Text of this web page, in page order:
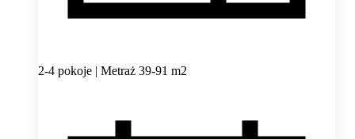
2-4 pokoje | Metraż 39-91 m2